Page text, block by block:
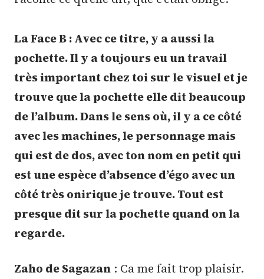
La Face B : Avec ce titre, y a aussi la
pochette. Il y a toujours eu un travail
très important chez toi sur le visuel et je
trouve que la pochette elle dit beaucoup
de l’album. Dans le sens où, il y a ce côté
avec les machines, le personnage mais
qui est de dos, avec ton nom en petit qui
est une espèce d’absence d’égo avec un
côté très onirique je trouve. Tout est
presque dit sur la pochette quand on la
regarde.
Zaho de Sagazan : Ca me fait trop plaisir.